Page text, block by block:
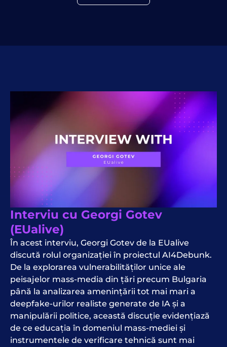
Interviu cu Georgi Gotev
(EUalive)
În acest interviu, Georgi Gotev de la EUalive
discută rolul organizației în proiectul AI4Debunk.
De la explorarea vulnerabilităților unice ale
peisajelor mass-media din țări precum Bulgaria
până la analizarea amenințării tot mai mari a
deepfake-urilor realiste generate de IA și a
manipulării politice, această discuție evidențiază
de ce educația în domeniul mass-mediei și
instrumentele de verificare tehnică sunt mai